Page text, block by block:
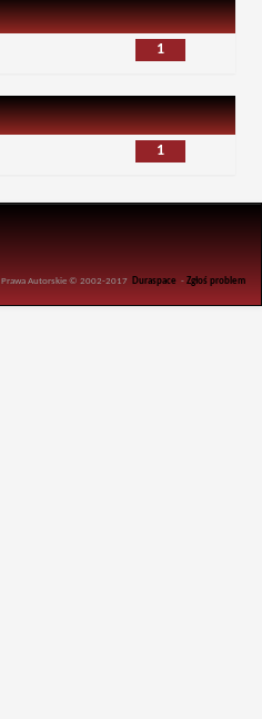
1
1
Prawa Autorskie © 2002-2017 Duraspace -Zgłoś problem